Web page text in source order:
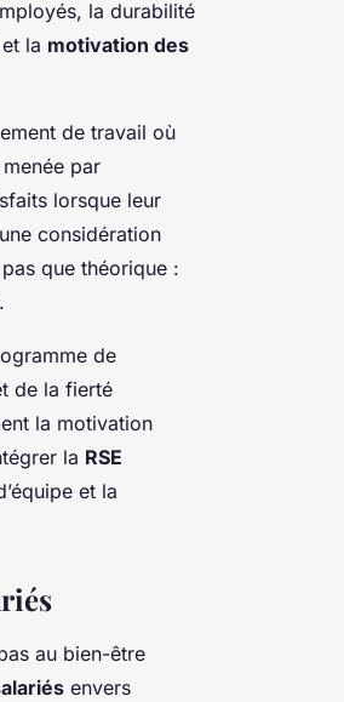
la durabilité
la motivation des
de travail où
par
lorsque leur
considération
que théorique :
de
de la fierté
la motivation
la RSE
et la
au bien-être
envers